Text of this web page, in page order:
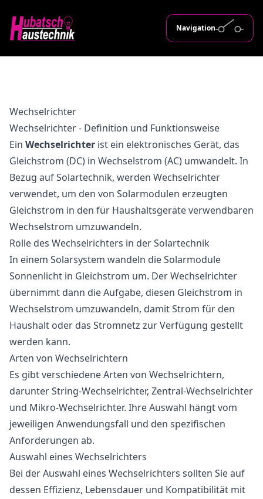
Navigation
Wechselrichter
Wechselrichter - Definition und Funktionsweise
Ein Wechselrichter ist ein elektronisches Gerät, das
Gleichstrom (DC) in Wechselstrom (AC) umwandelt. In
Bezug auf Solartechnik, werden Wechselrichter
verwendet, um den von Solarmodulen erzeugten
Gleichstrom in den für Haushaltsgeräte verwendbaren
Wechselstrom umzuwandeln.
Rolle des Wechselrichters in der Solartechnik
In einem Solarsystem wandeln die Solarmodule
Sonnenlicht in Gleichstrom um. Der Wechselrichter
übernimmt dann die Aufgabe, diesen Gleichstrom in
Wechselstrom umzuwandeln, damit Strom für den
Haushalt oder das Stromnetz zur Verfügung gestellt
werden kann.
Arten von Wechselrichtern
Es gibt verschiedene Arten von Wechselrichtern,
darunter String-Wechselrichter, Zentral-Wechselrichter
und Mikro-Wechselrichter. Ihre Auswahl hängt vom
jeweiligen Anwendungsfall und den spezifischen
Anforderungen ab.
Auswahl eines Wechselrichters
Bei der Auswahl eines Wechselrichters sollten Sie auf
dessen Effizienz, Lebensdauer und Kompatibilität mit